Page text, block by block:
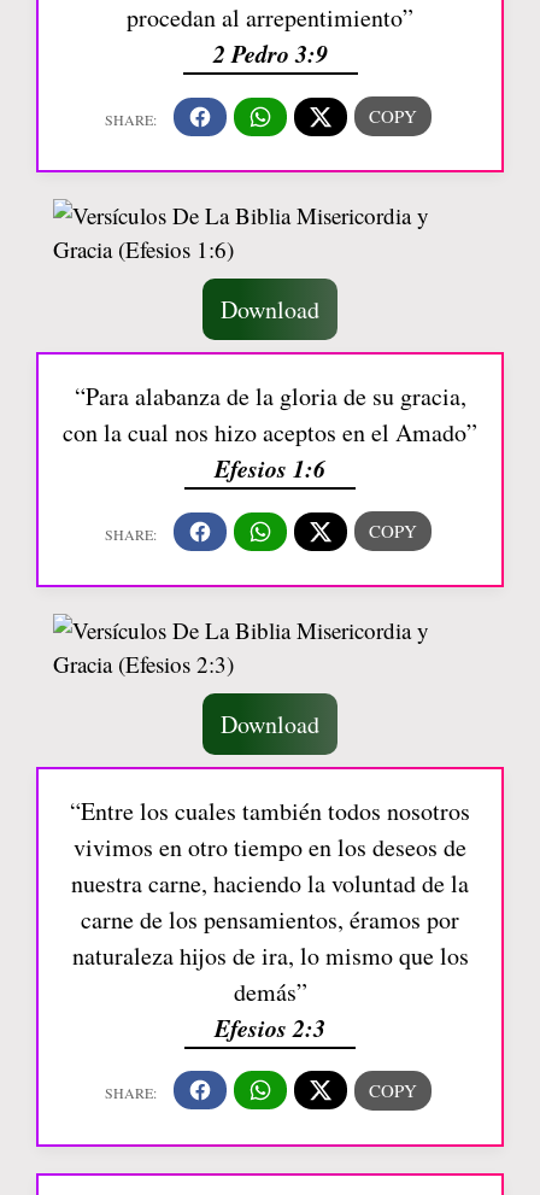
procedan al arrepentimiento”
2 Pedro 3:9
Download
“Para alabanza de la gloria de su gracia,
con la cual nos hizo aceptos en el Amado”
Efesios 1:6
Download
“Entre los cuales también todos nosotros
vivimos en otro tiempo en los deseos de
nuestra carne, haciendo la voluntad de la
carne de los pensamientos, éramos por
naturaleza hijos de ira, lo mismo que los
demás”
Efesios 2:3